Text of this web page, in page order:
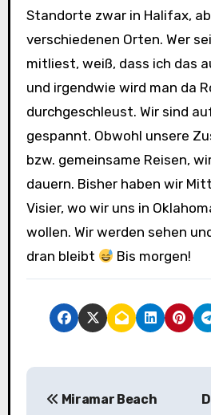
Standorte zwar in Halifax,
verschiedenen Orten. Wer
mitliest, weiß, dass ich das
und irgendwie wird man da
durchgeschleust. Wir sind
gespannt. Obwohl unsere
bzw. gemeinsame Reisen,
dauern. Bisher haben wir
Visier, wo wir uns in
wollen. Wir werden sehen
dran bleibt
Bis morgen!
B
Miramar Beach